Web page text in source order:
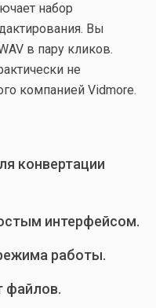
набор
Вы
в пару кликов.
не
компанией Vidmore.
конвертации
интерфейсом.
работы.
файлов.